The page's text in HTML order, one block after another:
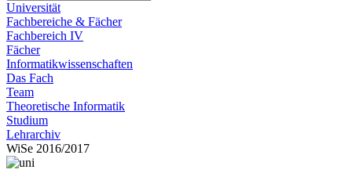
Universität
Fachbereiche & Fächer
Fachbereich IV
Fächer
Informatikwissenschaften
Das Fach
Team
Theoretische Informatik
Studium
Lehrarchiv
WiSe 2016/2017